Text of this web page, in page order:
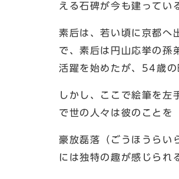
える石碑が今も建ってい
素后は、若い頃に京都へ
で、素后は円山応挙の孫
活躍を始めたが、54歳の
しかし、ここで絵筆を左
で世の人々は彼のことを
豪放磊落（ごうほうらい
には独特の趣が感じられ